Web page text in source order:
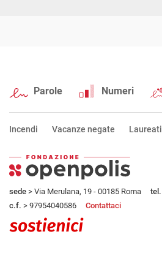
Parole Numeri
Incendi Vacanze negate Laureati
sede > Via Merulana, 19 - 00185 Roma tel.
c.f. > 97954040586 Contattaci